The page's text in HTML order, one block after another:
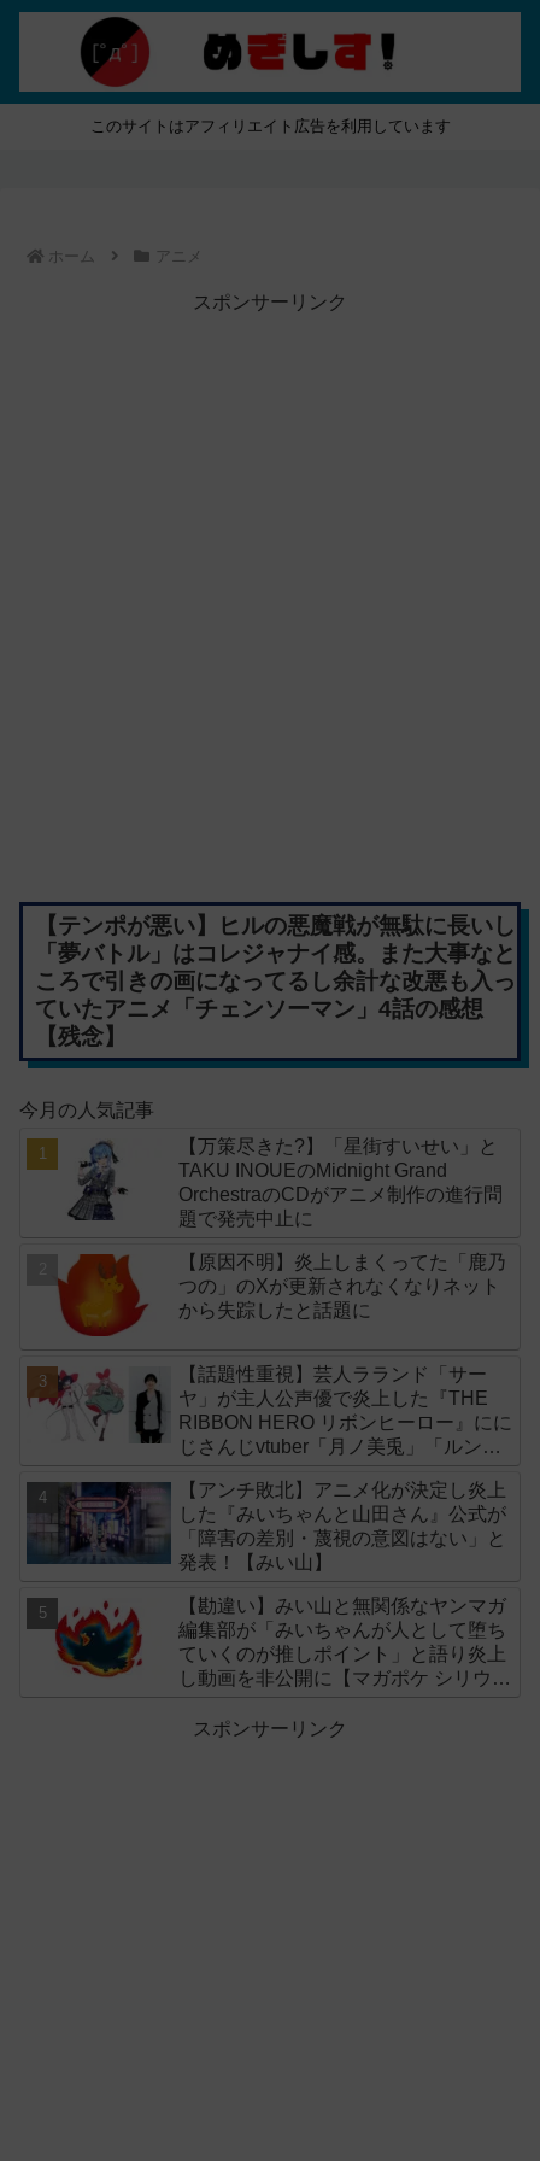
このサイトはアフィリエイト広告を利用しています
ホーム アニメ
スポンサーリンク
【テンポが悪い】ヒルの悪魔戦が無駄に長いし
「夢バトル」はコレジャナイ感。また大事なと
ころで引きの画になってるし余計な改悪も入っ
ていたアニメ「チェンソーマン」4話の感想
【残念】
今月の人気記事
【万策尽きた?】「星街すいせい」と
TAKU INOUEのMidnight Grand
OrchestraのCDがアニメ制作の進行問
題で発売中止に
【原因不明】炎上しまくってた「鹿乃
つの」のXが更新されなくなりネット
から失踪したと話題に
【話題性重視】芸人ラランド「サー
ヤ」が主人公声優で炎上した『THE
RIBBON HERO リボンヒーロー』にに
じさんじvtuber「月ノ美兎」「ルンル
【アンチ敗北】アニメ化が決定し炎上
した『みいちゃんと山田さん』公式が
「障害の差別・蔑視の意図はない」と
発表！【みい山】
【勘違い】みい山と無関係なヤンマガ
編集部が「みいちゃんが人として堕ち
ていくのが推しポイント」と語り炎上
し動画を非公開に【マガポケ シリウ
スポンサーリンク